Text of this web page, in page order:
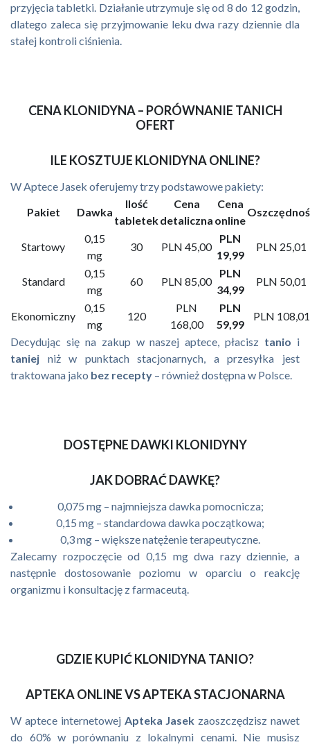
przyjęcia tabletki. Działanie utrzymuje się od 8 do 12 godzin,
dlatego zaleca się przyjmowanie leku dwa razy dziennie dla
stałej kontroli ciśnienia.
CENA KLONIDYNA – PORÓWNANIE TANICH
OFERT
ILE KOSZTUJE KLONIDYNA ONLINE?
W Aptece Jasek oferujemy trzy podstawowe pakiety:
Pakiet
Dawka
Ilość
tabletek
Cena
detaliczna
Cena
online
Startowy
0,15
mg
30 PLN 45,00
PLN
19,99
PLN 25,01
Standard
0,15
mg
60 PLN 85,00
PLN
34,99
PLN 50,01
Ekonomiczny
0,15
mg
120
PLN
168,00
PLN
59,99
PLN 108,01
Decydując się na zakup w naszej aptece, płacisz tanio i
taniej niż w punktach stacjonarnych, a przesyłka jest
traktowana jako bez recepty – również dostępna w Polsce.
DOSTĘPNE DAWKI KLONIDYNY
JAK DOBRAĆ DAWKĘ?
0,075 mg – najmniejsza dawka pomocnicza;
0,15 mg – standardowa dawka początkowa;
0,3 mg – większe natężenie terapeutyczne.
Zalecamy rozpoczęcie od 0,15 mg dwa razy dziennie, a
następnie dostosowanie poziomu w oparciu o reakcję
organizmu i konsultację z farmaceutą.
GDZIE KUPIĆ KLONIDYNA TANIO?
APTEKA ONLINE VS APTEKA STACJONARNA
W aptece internetowej Apteka Jasek zaoszczędzisz nawet
do 60% w porównaniu z lokalnymi cenami. Nie musisz